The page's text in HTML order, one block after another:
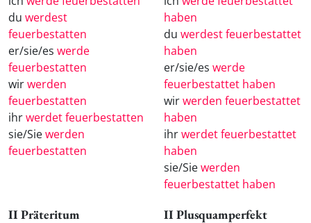
du werdest
feuerbestatten
er/sie/es werde
feuerbestatten
wirwerden
feuerbestatten
ihrwerdet feuerbestatten
sie/Siewerden
feuerbestatten
haben
du werdest feuerbestattet
haben
er/sie/es werde
feuerbestattet haben
wirwerden feuerbestattet
haben
ihrwerdet feuerbestattet
haben
sie/Siewerden
feuerbestattet haben
II Präteritum II Plusquamperfekt